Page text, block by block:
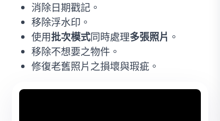
消除日期戳記。
移除浮水印。
使用批次模式同時處理多張照片 。
移除不想要之物件。
修復老舊照片之損壞與瑕疵。